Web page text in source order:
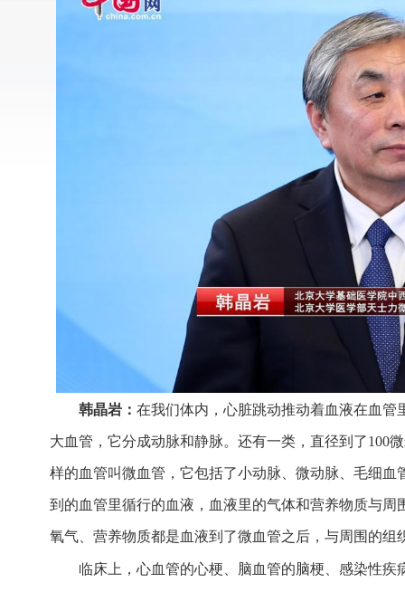
韩晶岩： 在我们体内，心脏跳动推动着血液在血管
大血管，它分成动脉和静脉。还有一类，直径到了100
样的血管叫微血管，它包括了小动脉、微动脉、毛细
到的血管里循行的血液，血液里的气体和营养物质与
氧气、营养物质都是血液到了微血管之后，与周围的
临床上，心血管的心梗、脑血管的脑梗、感染性